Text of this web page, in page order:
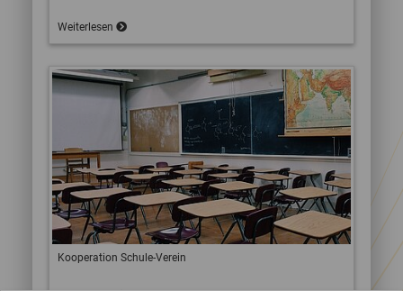
Weiterlesen
Kooperation Schule-Verein